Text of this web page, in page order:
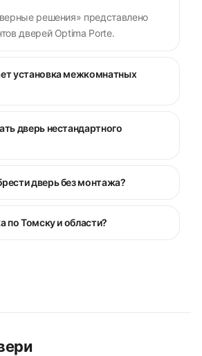
решения» представлено
дверей Optima Porte.
установка межкомнатных
дверь нестандартного
дверь без монтажа?
по Томску и области?